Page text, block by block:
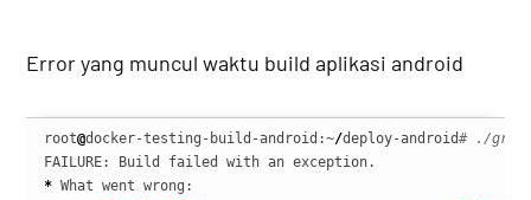
Error yang muncul waktu build aplikasi android
root@docker-testing-build-android:~/deploy-android# ./
* What went wrong: